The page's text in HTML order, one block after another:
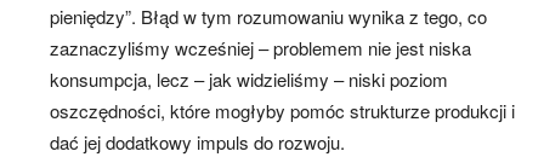
pieniędzy”. Błąd w tym rozumowaniu wynika z tego, co
zaznaczyliśmy wcześniej – problemem nie jest niska
konsumpcja, lecz – jak widzieliśmy – niski poziom
oszczędności, które mogłyby pomóc strukturze produkcji i
dać jej dodatkowy impuls do rozwoju.